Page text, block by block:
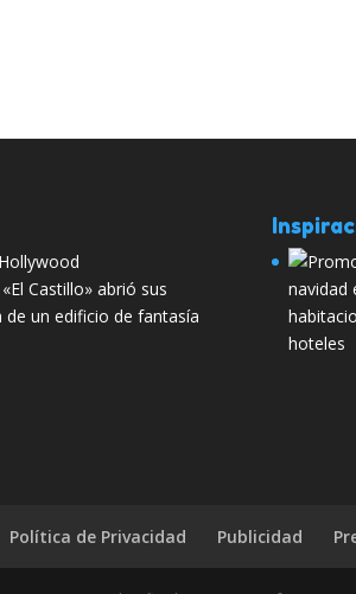
Castillo» abrió sus
un edificio de fantasía
Política de Privacidad Publicidad